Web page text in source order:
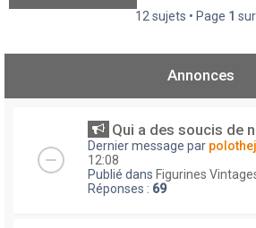
12 sujets • Page 1 sur
Annonces
Qui a des soucis de
Dernier message par
12:08
Publié dans Figurines
Réponses : 69